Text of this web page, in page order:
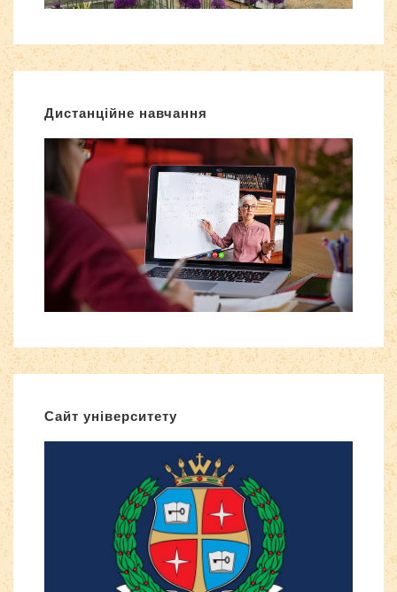
Дистанційне навчання
Сайт університету